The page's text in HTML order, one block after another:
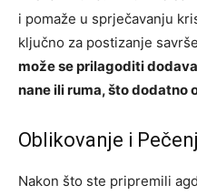
i pomaže u sprječavanju
ključno za postizanje
može se prilagoditi
nane ili ruma, što dodatno
Oblikovanje i
Nakon što ste pripremili